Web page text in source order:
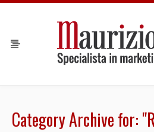
Category Archive for: